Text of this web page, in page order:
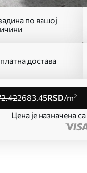
по вашој
достава
.422683.45RSD/m²
Цена је назначена са